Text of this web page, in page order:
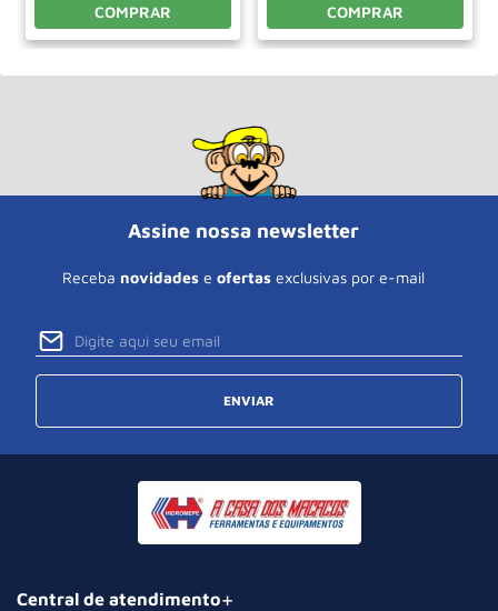
COMPRAR COMPRAR
Assine nossa newsletter
Receba novidades e ofertas exclusivas por e-mail
ENVIAR
Central de atendimento